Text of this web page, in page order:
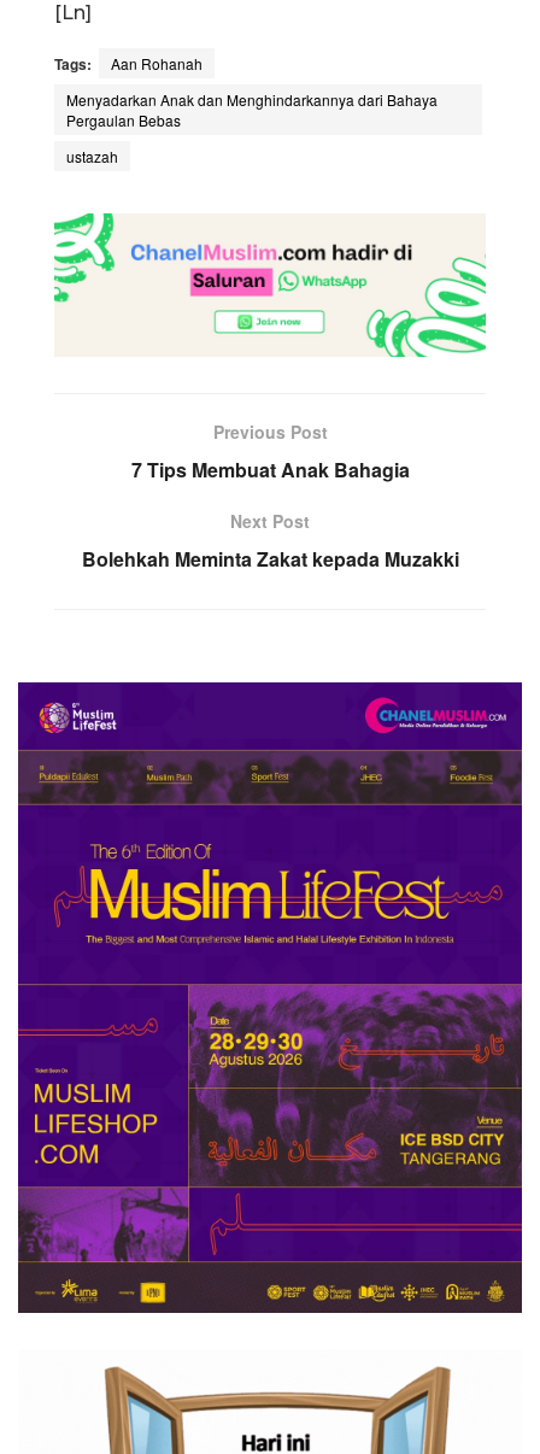
[Ln]
Tags:
Aan Rohanah
Menyadarkan Anak dan Menghindarkannya dari Bahaya
Pergaulan Bebas
ustazah
Previous Post
7 Tips Membuat Anak Bahagia
Next Post
Bolehkah Meminta Zakat kepada Muzakki